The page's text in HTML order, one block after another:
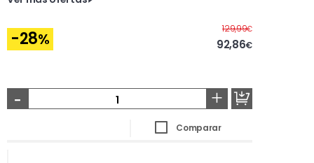
-28%
129,99€Antes
92,86€
- +
Comparar